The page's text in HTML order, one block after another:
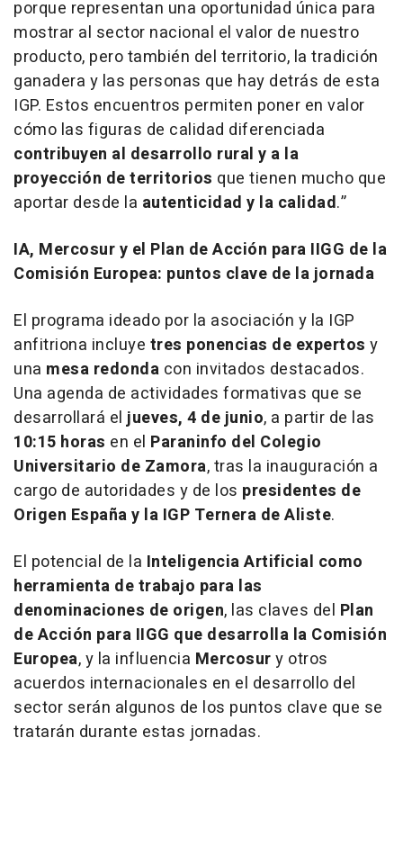
porque representan una oportunidad única para
mostrar al sector nacional el valor de nuestro
producto, pero también del territorio, la tradición
ganadera y las personas que hay detrás de esta
IGP. Estos encuentros permiten poner en valor
cómo las figuras de calidad diferenciada
contribuyen al desarrollo rural y a la
proyección de territorios que tienen mucho que
aportar desde la autenticidad y la calidad.”
IA, Mercosur y el Plan de Acción para IIGG de la
Comisión Europea: puntos clave de la jornada
El programa ideado por la asociación y la IGP
anfitriona incluye tres ponencias de expertos y
una mesa redonda con invitados destacados.
Una agenda de actividades formativas que se
desarrollará eljueves, 4 de junio, a partir de las
10:15 horas en el Paraninfo del Colegio
Universitario de Zamora, tras la inauguración a
cargo de autoridades y de los presidentes de
Origen Españay la IGP Ternera de Aliste.
El potencial de la Inteligencia Artificial como
herramienta de trabajo para las
denominaciones de origen, las claves del Plan
de Acción para IIGG que desarrolla la Comisión
Europea, y la influencia Mercosury otros
acuerdos internacionales en el desarrollo del
sector serán algunos de los puntos clave que se
tratarán durante estas jornadas.